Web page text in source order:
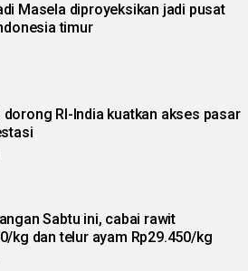
Masela diproyeksikan jadi pusat
timur
dorong RI-India kuatkan akses pasar
Sabtu ini, cabai rawit
kg dan telur ayam Rp29.450/kg